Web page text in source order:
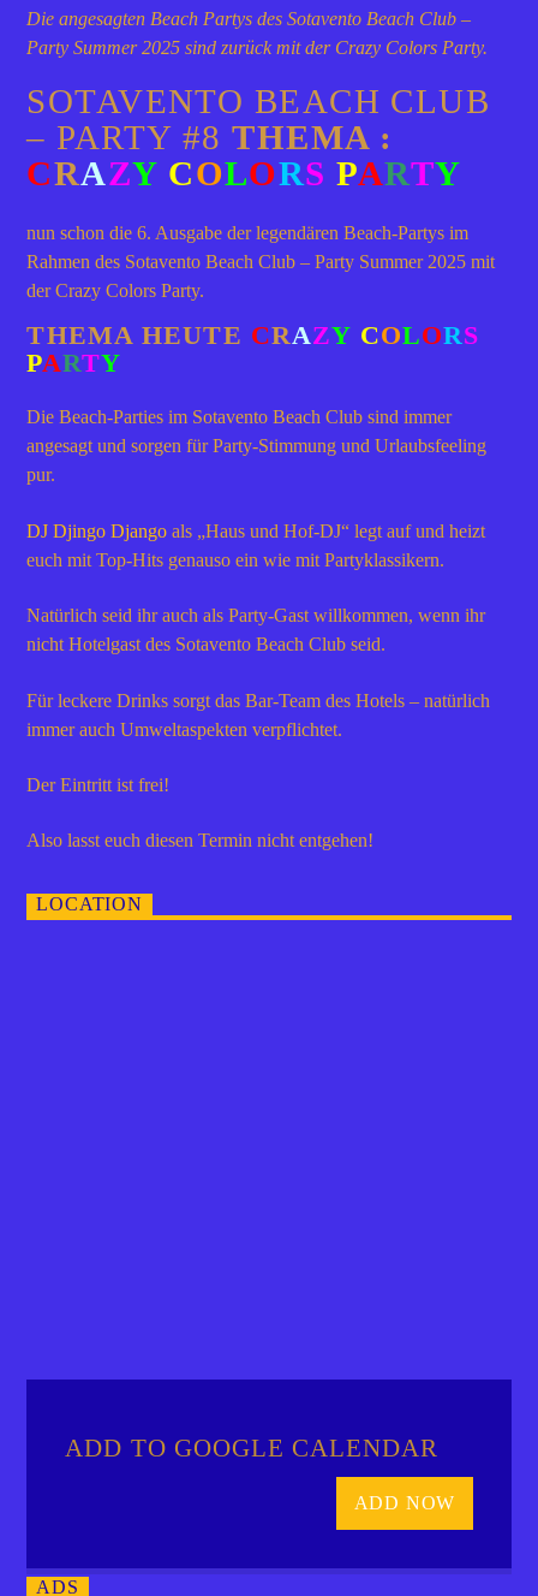
Die angesagten Beach Partys des Sotavento Beach Club –
Party Summer 2025 sind zurück mit der Crazy Colors Party.
SOTAVENTO BEACH CLUB
– PARTY #8THEMA :
CRAZY COLORS PARTY
nun schon die 6. Ausgabe der legendären Beach-Partys im
Rahmen des Sotavento Beach Club – Party Summer 2025 mit
der Crazy Colors Party.
THEMA HEUTE CRAZY COLORS
PARTY
Die Beach-Parties im Sotavento Beach Club sind immer
angesagt und sorgen für Party-Stimmung und Urlaubsfeeling
pur.
DJ Djingo Django als „Haus und Hof-DJ“ legt auf und heizt
euch mit Top-Hits genauso ein wie mit Partyklassikern.
Natürlich seid ihr auch als Party-Gast willkommen, wenn ihr
nicht Hotelgast des Sotavento Beach Club seid.
Für leckere Drinks sorgt das Bar-Team des Hotels – natürlich
immer auch Umweltaspekten verpflichtet.
Der Eintritt ist frei!
Also lasst euch diesen Termin nicht entgehen!
LOCATION
ADD TO GOOGLE CALENDAR
ADD NOW
ADS